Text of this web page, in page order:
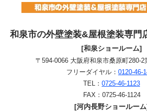
和泉市の外壁塗装&屋根塗装専門
[和泉ショールーム]
〒594-0066 大阪府和泉市桑原町280-2
フリーダイヤル： 0120-46-
TEL： 0725-46-1123
FAX：0725-46-1124
[河内長野ショールー